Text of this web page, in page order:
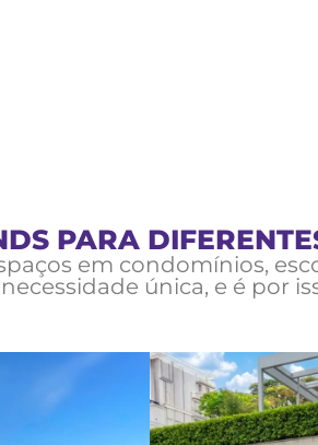
PARA
em condomínios,
única, e é por